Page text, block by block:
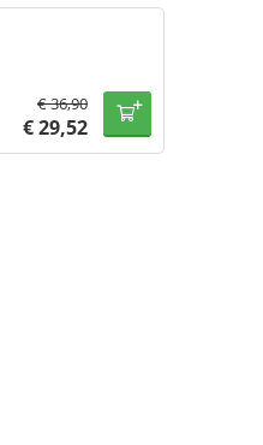
€36,90
€29,52